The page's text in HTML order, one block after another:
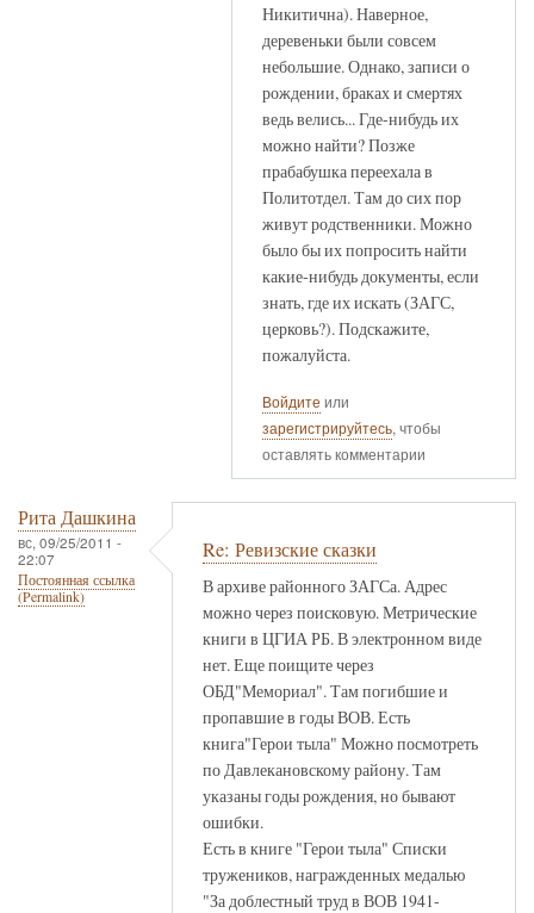
Никитична). Наверное,
деревеньки были совсем
небольшие. Однако, записи о
рождении, браках и смертях
ведь велись... Где-нибудь их
можно найти? Позже
прабабушка переехала в
Политотдел. Там до сих пор
живут родственники. Можно
было бы их попросить найти
какие-нибудь документы, если
знать, где их искать (ЗАГС,
церковь?). Подскажите,
пожалуйста.
Войдите или
зарегистрируйтесь, чтобы
оставлять комментарии
Рита Дашкина
вс, 09/25/2011 -
22:07
Постоянная ссылка
(Permalink)
Re: Ревизские сказки
В архиве районного ЗАГСа. Адрес
можно через поисковую. Метрические
книги в ЦГИА РБ. В электронном виде
нет. Еще поищите через
ОБД"Мемориал". Там погибшие и
пропавшие в годы ВОВ. Есть
книга"Герои тыла" Можно посмотреть
по Давлекановскому району. Там
указаны годы рождения, но бывают
ошибки.
Есть в книге "Герои тыла" Списки
тружеников, награжденных медалью
"За доблестный труд в ВОВ 1941-